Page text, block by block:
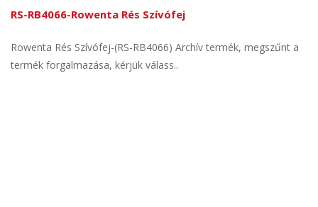
RS-RB4066-Rowenta Rés Szívófej
Rowenta Rés Szívófej-(RS-RB4066) Archív termék, megszűnt a
termék forgalmazása, kérjük válass..